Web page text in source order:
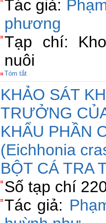
Tác giả:
phương
Tạp chí:
nuôi
Tóm tắt
KHẢO SÁT
TRƯỞNG
KHẨU PHẦN
(Eichhonia
BỘT CÁ TRA
Số tạp chí
Tác giả: